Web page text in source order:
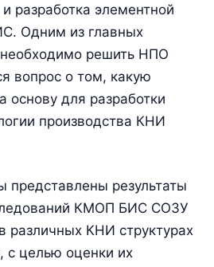
разработка элементной
Одним из главных
решить НПО
вопрос о том, какую
основу для разработки
производства КНИ
представлены результаты
КМОП БИС СОЗУ
различных КНИ структурах
с целью оценки их